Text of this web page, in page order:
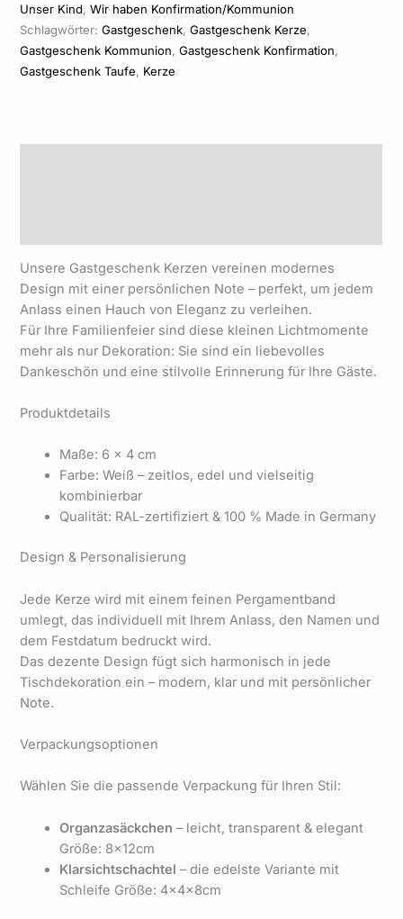
Unser Kind,Wir haben Konfirmation/Kommunion
Schlagwörter:Gastgeschenk,Gastgeschenk Kerze,
Gastgeschenk Kommunion,Gastgeschenk Konfirmation,
Gastgeschenk Taufe, Kerze
Unsere Gastgeschenk Kerzen vereinen modernes
Design mit einer persönlichen Note – perfekt, um jedem
Anlass einen Hauch von Eleganz zu verleihen.
Für Ihre Familienfeier sind diese kleinen Lichtmomente
mehr als nur Dekoration: Sie sind ein liebevolles
Dankeschön und eine stilvolle Erinnerung für Ihre Gäste.
Produktdetails
Maße: 6 × 4 cm
Farbe: Weiß – zeitlos, edel und vielseitig
kombinierbar
Qualität: RAL-zertifiziert & 100 % Made in Germany
Design & Personalisierung
Jede Kerze wird mit einem feinen Pergamentband
umlegt, das individuell mit Ihrem Anlass, den Namen und
dem Festdatum bedruckt wird.
Das dezente Design fügt sich harmonisch in jede
Tischdekoration ein – modern, klar und mit persönlicher
Note.
Verpackungsoptionen
Wählen Sie die passende Verpackung für Ihren Stil:
Organzasäckchen – leicht, transparent & elegant
Größe: 8x12cm
Klarsichtschachtel – die edelste Variante mit
Schleife Größe: 4x4x8cm